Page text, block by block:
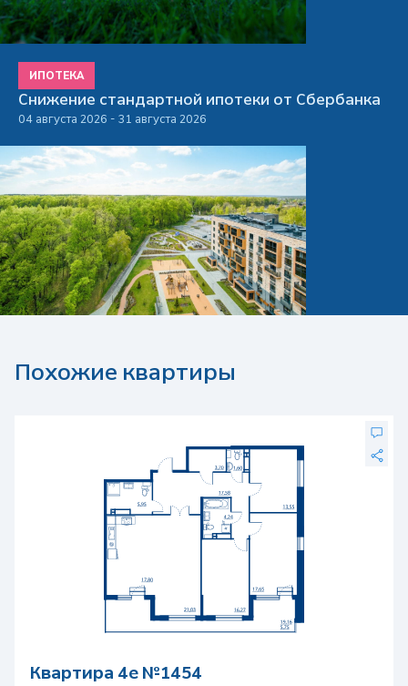
ИПОТЕКА
Снижение стандартной ипотеки от Сбербанка
04 августа 2026 - 31 августа 2026
Похожие квартиры
Квартира 4е №1454